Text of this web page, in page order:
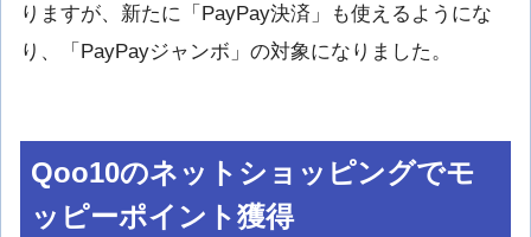
りますが、新たに「PayPay決済」も使えるようにな
り、「PayPayジャンボ」の対象になりました。
Qoo10のネットショッピングでモ
ッピーポイント獲得